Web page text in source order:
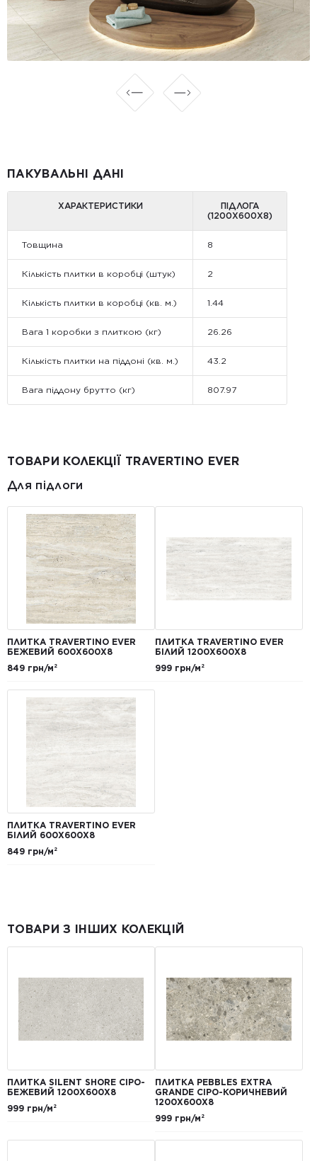
ПАКУВАЛЬНІ ДАНІ
ХАРАКТЕРИСТИКИ
ПІДЛОГА
(1200Х600Х8)
Товщина 8
Кількість плитки в коробці (штук) 2
Кількість плитки в коробці (кв. м.) 1.44
Вага 1 коробки з плиткою (кг) 26.26
Кількість плитки на піддоні (кв. м.) 43.2
Вага піддону брутто (кг) 807.97
ТОВАРИ КОЛЕКЦІЇ TRAVERTINO EVER
Для підлоги
ПЛИТКА TRAVERTINO EVER
БЕЖЕВИЙ 600Х600Х8
849 грн/м²
ПЛИТКА TRAVERTINO EVER
БІЛИЙ 1200Х600Х8
999 грн/м²
ПЛИТКА TRAVERTINO EVER
БІЛИЙ 600Х600Х8
849 грн/м²
ТОВАРИ З ІНШИХ КОЛЕКЦІЙ
ПЛИТКА SILENT SHORE СІРО-
БЕЖЕВИЙ 1200Х600Х8
999 грн/м²
ПЛИТКА PEBBLES EXTRA
GRANDE СІРО-КОРИЧНЕВИЙ
1200Х600Х8
999 грн/м²